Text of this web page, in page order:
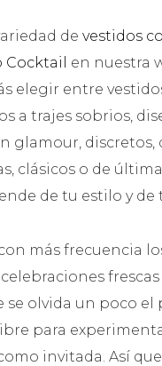
de vestidos
Cocktail en nuestra
elegir entre
a trajes sobrios,
glamour, discretos,
clásicos o de
de tu estilo y de
más frecuencia
se olvida un poco el
para
invitada. Así